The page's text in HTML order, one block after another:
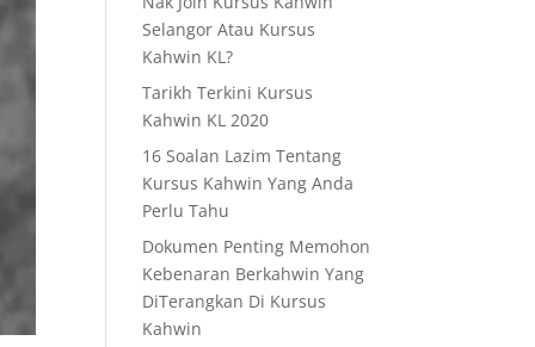
Selangor Atau Kursus
Kahwin KL?
Tarikh Terkini Kursus
Kahwin KL 2020
16 Soalan Lazim Tentang
Kursus Kahwin Yang Anda
Perlu Tahu
Dokumen Penting Memohon
Kebenaran Berkahwin Yang
DiTerangkan Di Kursus
Kahwin